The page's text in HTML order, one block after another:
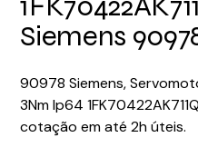
Siemens
90978 Siemens,
3Nm Ip64
cotação em até 2h úteis.